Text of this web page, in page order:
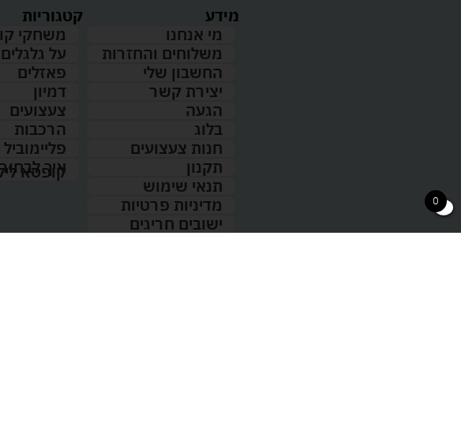
מידע
מי אנחנו
משלוחים והחזרות
החשבון שלי
יצירת קשר
הגעה
בלוג
חנות צעצועים
תקנון
תנאי שימוש
מדיניות פרטיות
ישובים חריגים
קטגוריות
משחקי
על גלגלים
פאזלים
דמיון
צעצועים
הרכבות
פליימוביל
איך
קופסא
0